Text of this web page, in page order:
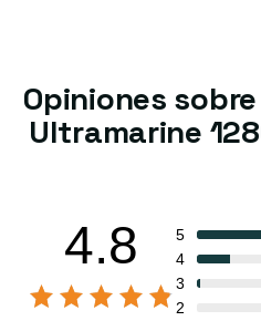
Opiniones
Ultramarine
4.8
5
4
3
2